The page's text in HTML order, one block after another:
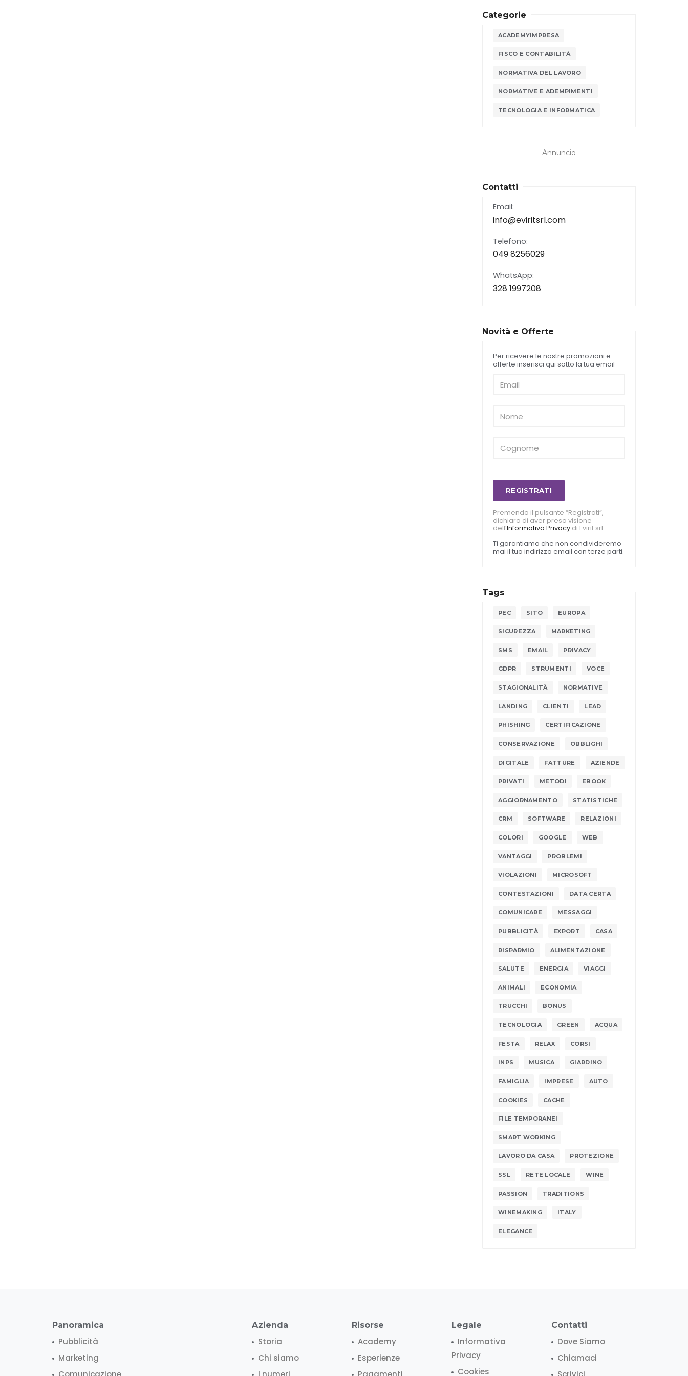
Categorie
ACADEMYIMPRESA
FISCO E CONTABILITÀ
NORMATIVA DEL LAVORO
NORMATIVE E ADEMPIMENTI
TECNOLOGIA E INFORMATICA
Annuncio
Contatti
Email:
info@eviritsrl.com
Telefono:
049 8256029
WhatsApp:
328 1997208
Novità e Offerte
Per ricevere le nostre promozioni e
offerte inserisci qui sotto la tua email
REGISTRATI
Premendo il pulsante “Registrati”,
dichiaro di aver preso visione
dell’Informativa Privacy di Evirit srl.
Ti garantiamo che non condivideremo
mai il tuo indirizzo email con terze parti.
Tags
PEC SITO EUROPA
SICUREZZA MARKETING
SMS EMAIL PRIVACY
GDPR STRUMENTI VOCE
STAGIONALITÀ NORMATIVE
LANDING CLIENTI LEAD
PHISHING CERTIFICAZIONE
CONSERVAZIONE OBBLIGHI
DIGITALE FATTURE AZIENDE
PRIVATI METODI EBOOK
AGGIORNAMENTO STATISTICHE
CRM SOFTWARE RELAZIONI
COLORI GOOGLE WEB
VANTAGGI PROBLEMI
VIOLAZIONI MICROSOFT
CONTESTAZIONI DATA CERTA
COMUNICARE MESSAGGI
PUBBLICITÀ EXPORT CASA
RISPARMIO ALIMENTAZIONE
SALUTE ENERGIA VIAGGI
ANIMALI ECONOMIA
TRUCCHI BONUS
TECNOLOGIA GREEN ACQUA
FESTA RELAX CORSI
INPS MUSICA GIARDINO
FAMIGLIA IMPRESE AUTO
COOKIES CACHE
FILE TEMPORANEI
SMART WORKING
LAVORO DA CASA PROTEZIONE
SSL RETE LOCALE WINE
PASSION TRADITIONS
WINEMAKING ITALY
ELEGANCE
Panoramica
Pubblicità
Marketing
Azienda
Storia
Chi siamo
Risorse
Academy
Esperienze
Legale
Informativa
Privacy
Cookies
Contatti
Dove Siamo
Chiamaci